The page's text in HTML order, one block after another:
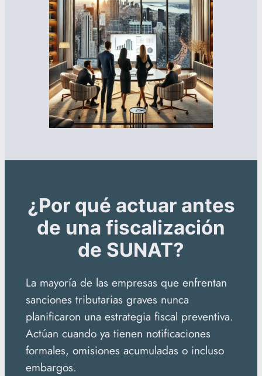
¿Por qué actuar antes
de una fiscalización
de SUNAT?
La mayoría de las empresas que enfrentan
sanciones tributarias graves nunca
planificaron una estrategia fiscal preventiva.
Actúan cuando ya tienen notificaciones
formales, omisiones acumuladas o incluso
embargos.